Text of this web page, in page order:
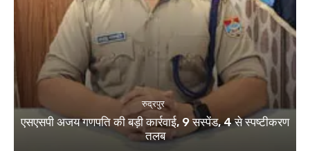
रुद्रपुर
एसएसपी अजय गणपति की बड़ी कार्रवाई, 9 सस्पेंड, 4 से स्पष्टीकरण
तलब